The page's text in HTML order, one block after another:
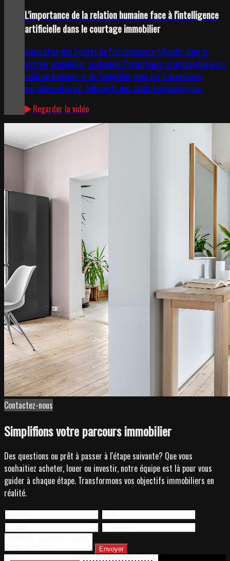
L'importance de la relation humaine face à l'intelligence
artificielle dans le courtage immobilier
Exploration des limites de l'intelligence artificielle dans le
secteur immobilier, soulignant l'importance irremplaçable de la
relation humaine et de l'empathie dans les transactions,
complémentée par l'efficacité des outils technologiques.
Regarder la vidéo
Contactez-nous
Simplifions votre parcours immobilier
Des questions ou prêt à passer à l'étape suivante? Que vous
souhaitiez acheter, louer ou investir, notre équipe est là pour vous
guider à chaque étape. Transformons vos objectifs immobiliers en
réalité.
Envoyer